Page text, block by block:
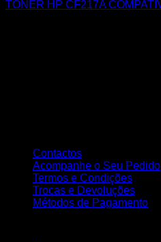
TONER HP CF217A
Contactos
Acompanhe o Seu Pedido
Termos e Condições
Trocas e Devoluções
Métodos de Pagamento